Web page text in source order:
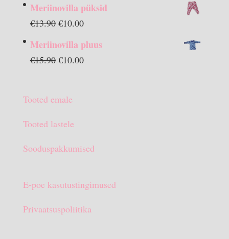
Meriinovilla püksid
€13.90 Algne
€10.00Praegune
on:
Meriinovilla pluus
€15.90 Algne
€15.90.
€10.00Praegune
Tooted emale
Tooted lastele
Sooduspakkumised
E-poe kasutustingimused
Privaatsuspoliitika